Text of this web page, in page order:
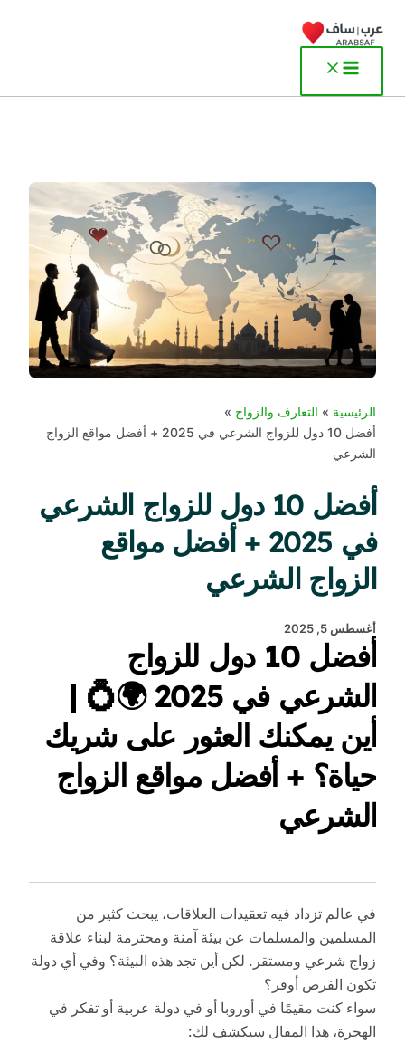
المحتوى
الرئيسية
التعارف والزواج
أفضل 10 دول للزواج الشرعي في 2025 + أفضل مواقع الزواج
الشرعي
أفضل 10 دول للزواج الشرعي
في 2025 + أفضل مواقع
الزواج الشرعي
أغسطس 5, 2025
أفضل 10 دول للزواج
الشرعي في 2025 🌍💍 |
أين يمكنك العثور على شريك
حياة؟ + أفضل مواقع الزواج
الشرعي
في عالم تزداد فيه تعقيدات العلاقات، يبحث كثير من
المسلمين والمسلمات عن بيئة آمنة ومحترمة لبناء علاقة
زواج شرعي ومستقر. لكن أين تجد هذه البيئة؟ وفي أي دولة
تكون الفرص أوفر؟
سواء كنت مقيمًا في أوروبا أو في دولة عربية أو تفكر في
الهجرة، هذا المقال سيكشف لك: